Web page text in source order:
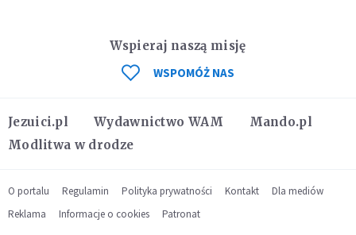
Jezuici.pl Wydawnictwo WAM
Mando.pl
Modlitwa w drodze
Wspieraj naszą misję
WSPOMÓŻ NAS
O portalu Regulamin Polityka prywatności Kontakt
Dla mediów
Reklama
Informacje o cookies Patronat